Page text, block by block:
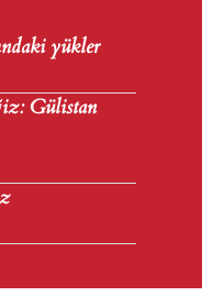
yükler
Gülistan